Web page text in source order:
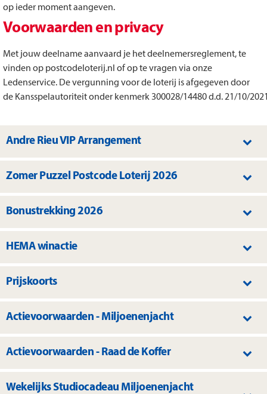
op ieder moment aangeven.
Voorwaarden en privacy
Met jouw deelname aanvaard je het deelnemersreglement, te
vinden op postcodeloterij.nl of op te vragen via onze
Ledenservice. De vergunning voor de loterij is afgegeven door
de Kansspelautoriteit onder kenmerk 300028/14480 d.d. 21/10/
Andre Rieu VIP Arrangement
Zomer Puzzel Postcode Loterij 2026
Bonustrekking 2026
HEMA winactie
Prijskoorts
Actievoorwaarden - Miljoenenjacht
Actievoorwaarden - Raad de Koffer
Wekelijks Studiocadeau Miljoenenjacht